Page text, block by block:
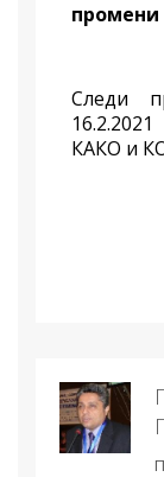
Следи
КАКО и